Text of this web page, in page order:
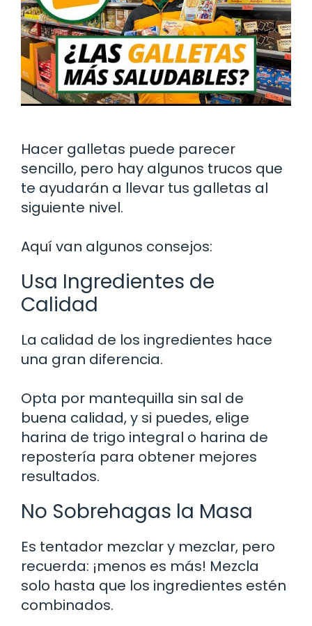
Hacer galletas puede parecer
sencillo, pero hay algunos trucos que
te ayudarán a llevar tus galletas al
siguiente nivel.
Aquí van algunos consejos:
Usa Ingredientes de
Calidad
La calidad de los ingredientes hace
una gran diferencia.
Opta por mantequilla sin sal de
buena calidad, y si puedes, elige
harina de trigo integral o harina de
repostería para obtener mejores
resultados.
No Sobrehagas la Masa
Es tentador mezclar y mezclar, pero
recuerda: ¡menos es más! Mezcla
solo hasta que los ingredientes estén
combinados.